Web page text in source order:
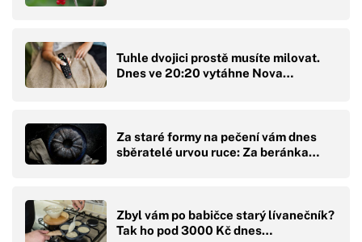
Tuhle dvojici prostě musíte milovat.
Dnes ve 20:20 vytáhne Nova…
Za staré formy na pečení vám dnes
sběratelé urvou ruce: Za beránka…
Zbyl vám po babičce starý lívanečník?
Tak ho pod 3000 Kč dnes…